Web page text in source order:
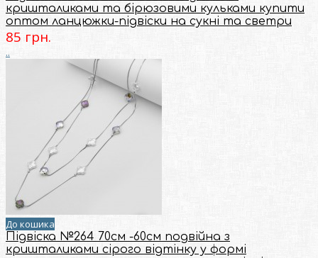
кришталиками та бірюзовими кульками купити
оптом ланцюжки-підвіски на сукні та светри
85 грн.
..
До кошика
Підвіска №264 70см -60см подвійна з
кришталиками сірого відтінку у формі